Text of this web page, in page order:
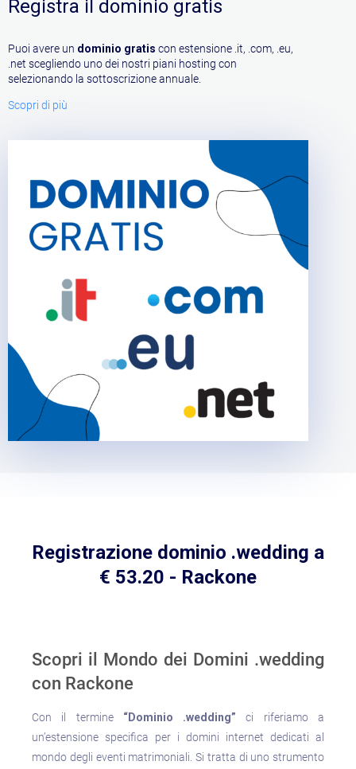
Registra il dominio gratis
Puoi avere un dominio gratis con estensione .it, .com, .eu,
.net scegliendo uno dei nostri piani hosting con
selezionando la sottoscrizione annuale.
Scopri di più
Registrazione dominio .wedding a
€ 53.20 - Rackone
Scopri il Mondo dei Domini .wedding
con Rackone
Con il termine “Dominio .wedding” ci riferiamo a
un’estensione specifica per i domini internet dedicati al
mondo degli eventi matrimoniali. Si tratta di uno strumento